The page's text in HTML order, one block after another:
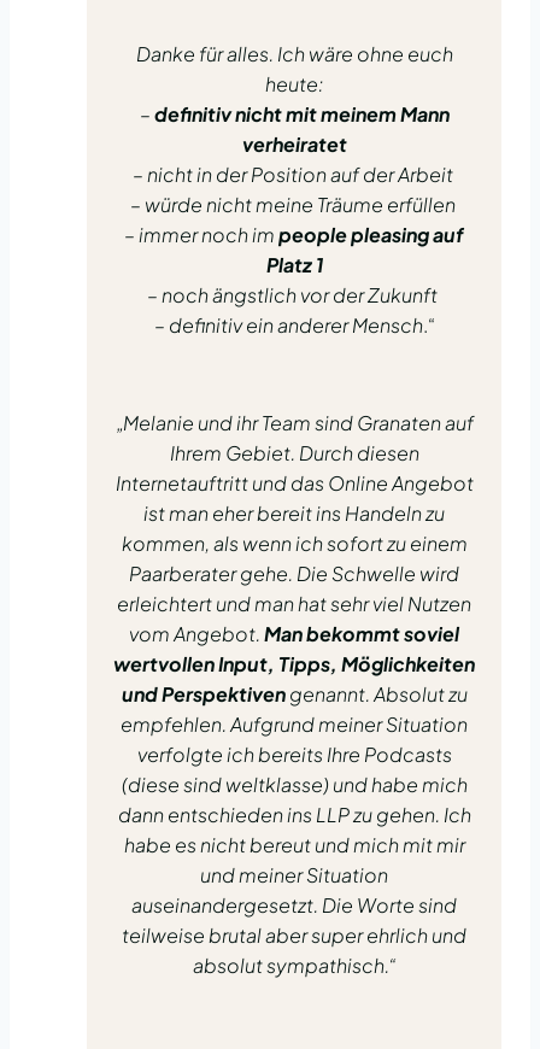
Danke für alles. Ich wäre ohne euch
heute:
–definitiv nicht mit meinem Mann
verheiratet
– nicht in der Position auf der Arbeit
– würde nicht meine Träume erfüllen
– immer noch impeople pleasing auf
Platz 1
– noch ängstlich vor der Zukunft
– definitiv ein anderer Mensch.“
„Melanie und ihr Team sind Granaten auf
Ihrem Gebiet. Durch diesen
Internetauftritt und das Online Angebot
ist man eher bereit ins Handeln zu
kommen, als wenn ich sofort zu einem
Paarberater gehe. Die Schwelle wird
erleichtert und man hat sehr viel Nutzen
vom Angebot.Man bekommt soviel
wertvollen Input, Tipps, Möglichkeiten
und Perspektivengenannt. Absolut zu
empfehlen. Aufgrund meiner Situation
verfolgte ich bereits Ihre Podcasts
(diese sind weltklasse) und habe mich
dann entschieden ins LLP zu gehen. Ich
habe es nicht bereut und mich mit mir
und meiner Situation
auseinandergesetzt. Die Worte sind
teilweise brutal aber super ehrlich und
absolut sympathisch.“